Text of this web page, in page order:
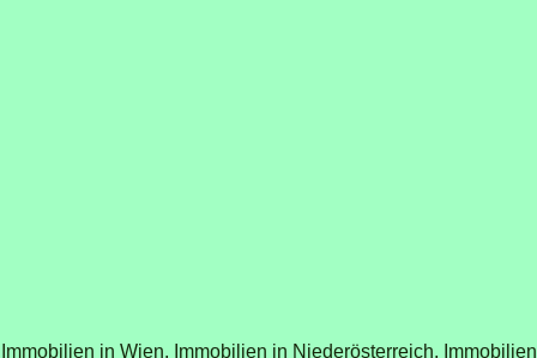
Immobilien in Wien, Immobilien in Niederösterreich, Immobilien